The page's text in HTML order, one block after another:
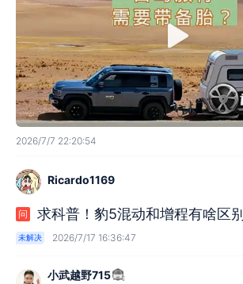
2026/7/7 22:20:54
Ricardo1169
问 求科普！豹5混动和增程有啥区别
未解决 2026/7/17 16:36:47
小武越野715